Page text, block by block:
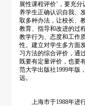
展性课程评价’，要充
养学生正确认识自我、
取多种办法，让校长、
教育、指导和改进的过
教学行为、态度和工作
性。建立对学生多方面
习方法的综合评价，通
既要有定量评价，也要
范大学出版社1999年版
远。
上海市于1988年进行